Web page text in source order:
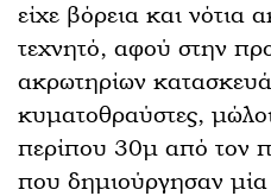
είχε βόρεια και νότια
τεχνητό, αφού στην
ακρωτηρίων
κυματοθραύστες,
περίπου 30μ από τον
που δημιούργησαν